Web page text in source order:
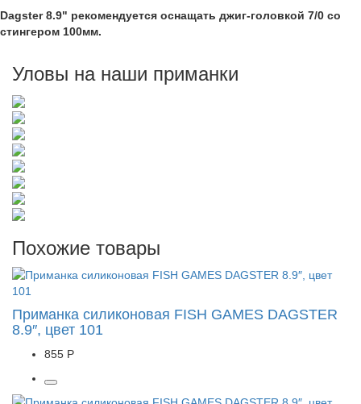
Dagster 8.9" рекомендуется оснащать джиг-головкой 7/0 со
стингером 100мм.
Уловы на наши приманки
Похожие товары
Приманка силиконовая FISH GAMES DAGSTER
8.9″, цвет 101
855 Р